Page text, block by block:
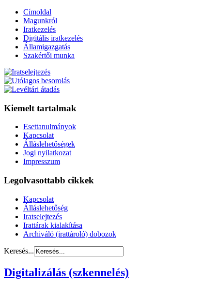
Címoldal
Magunkról
Iratkezelés
Digitális iratkezelés
Államigazgatás
Szakértői munka
Kiemelt tartalmak
Esettanulmányok
Kapcsolat
Álláslehetőségek
Jogi nyilatkozat
Impresszum
Legolvasottabb cikkek
Kapcsolat
Álláslehetőség
Iratselejtezés
Irattárak kialakítása
Archiváló (irattároló) dobozok
Keresés...
Digitalizálás (szkennelés)